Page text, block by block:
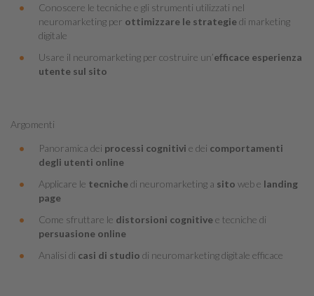
Conoscere le tecniche e gli strumenti utilizzati nel
neuromarketing per ottimizzare le strategiedi marketing
digitale
Usare il neuromarketing per costruire un’efficace esperienza
utente sul sito
Argomenti
Panoramica dei processi cognitivi e dei comportamenti
degli utenti online
Applicare le tecnichedi neuromarketing a sito web e landing
page
Come sfruttare le distorsioni cognitivee tecniche di
persuasione online
Analisi di casi di studio di neuromarketing digitale efficace